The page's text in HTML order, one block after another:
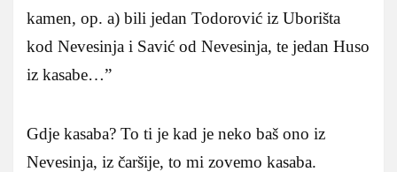
kamen, op. a) bili jedan Todorović iz Uborišta
kod Nevesinja i Savić od Nevesinja, te jedan Huso
iz kasabe…”
Gdje kasaba? To ti je kad je neko baš ono iz
Nevesinja, iz čaršije, to mi zovemo kasaba.